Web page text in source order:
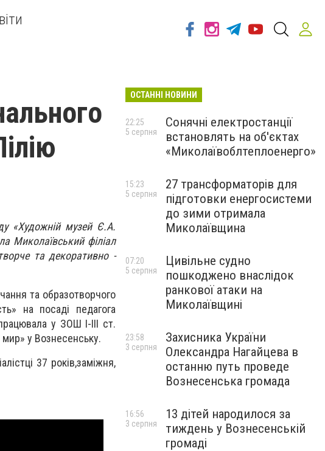
«Художній музей Є.А.
Миколаївський філіал
та декоративно -
та образотворчого
на посаді педагога
у ЗОШ І-ІІІ ст.
у Вознесенську.
37 років,заміжня,
ОСТАННІ НОВИНИ
Сонячні електростанції
встановлять на об'єктах
«Миколаївоблтеплоенерго»
22:25
5 серпня
27 трансформаторів для
підготовки енергосистеми
до зими отримала
Миколаївщина
15:23
5 серпня
Цивільне судно
пошкоджено внаслідок
ранкової атаки на
Миколаївщині
07:20
5 серпня
Захисника України
Олександра Нагайцева в
останню путь проведе
Вознесенська громада
23:58
3 серпня
13 дітей народилося за
тиждень у Вознесенській
громаді
16:56
3 серпня